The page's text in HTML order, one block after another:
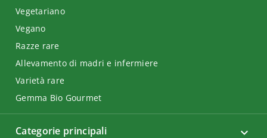
Categorie principali
Vegetariano
Vegano
Razze rare
Allevamento di madri e infermiere
Varietà rare
Gemma Bio Gourmet